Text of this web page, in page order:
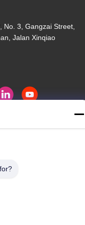
No. 3, Gangzai Street,
Jalan Xinqiao
Kustom Pemasok.
Co., Ltd. Hak